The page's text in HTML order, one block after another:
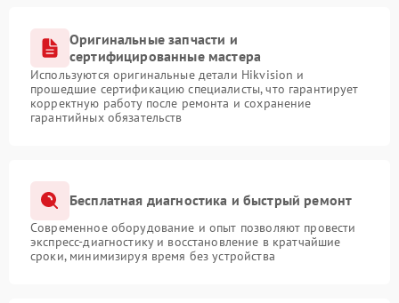
Оригинальные запчасти и
сертифицированные мастера
Используются оригинальные детали Hikvision и
прошедшие сертификацию специалисты, что гарантирует
корректную работу после ремонта и сохранение
гарантийных обязательств
Бесплатная диагностика и быстрый ремонт
Современное оборудование и опыт позволяют провести
экспресс-диагностику и восстановление в кратчайшие
сроки, минимизируя время без устройства